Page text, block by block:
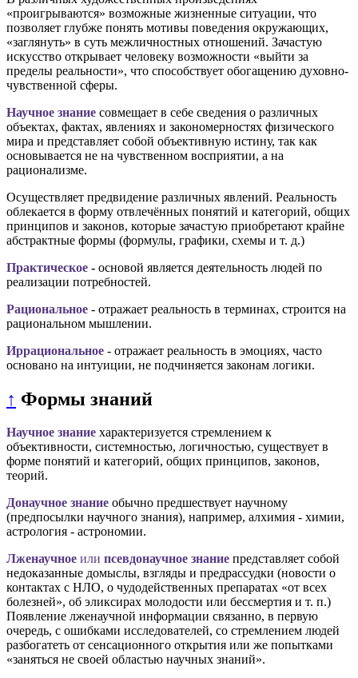
«проигрываются» возможные жизненные ситуации, что
позволяет глубже понять мотивы поведения окружающих,
«заглянуть» в суть межличностных отношений. Зачастую
искусство открывает человеку возможности «выйти за
пределы реальности», что способствует обогащению духовно-
чувственной сферы.
Научное знание совмещает в себе сведения о различных
объектах, фактах, явлениях и закономерностях физического
мира и представляет собой объективную истину, так как
основывается не на чувственном восприятии, а на
рационализме.
Осуществляет предвидение различных явлений. Реальность
облекается в форму отвлечённых понятий и категорий, общих
принципов и законов, которые зачастую приобретают крайне
абстрактные формы (формулы, графики, схемы и т. д.)
Практическое - основой является деятельность людей по
реализации потребностей.
Рациональное - отражает реальность в терминах, строится на
рациональном мышлении.
Иррациональное - отражает реальность в эмоциях, часто
основано на интуиции, не подчиняется законам логики.
↑ Формы знаний
Научное знание характеризуется стремлением к
объективности, системностью, логичностью, существует в
форме понятий и категорий, общих принципов, законов,
теорий.
Донаучное знание обычно предшествует научному
(предпосылки научного знания), например, алхимия - химии,
астрология - астрономии.
Лженаучное или псевдонаучное знание представляет собой
недоказанные домыслы, взгляды и предрассудки (новости о
контактах с НЛО, о чудодейственных препаратах «от всех
болезней», об эликсирах молодости или бессмертия и т. п.)
Появление лженаучной информации связанно, в первую
очередь, с ошибками исследователей, со стремлением людей
разбогатеть от сенсационного открытия или же попытками
«заняться не своей областью научных знаний».